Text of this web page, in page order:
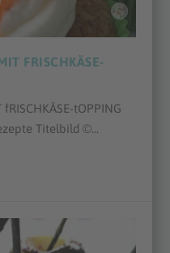
FRISCHKÄSE-
tOPPING
Titelbild ©...